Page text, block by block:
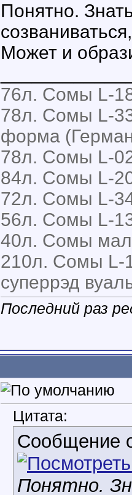
Понятно.
Может и
76л. Сомы L-
78л. Сомы L-
форма
78л. Сомы L-
84л. Сомы L-
72л. Сомы L-
56л. Сомы L-
40л. Сомы
210л. Сомы L-
суперрэд
Последний раз
Цитата:
Сообщение
Понятно.